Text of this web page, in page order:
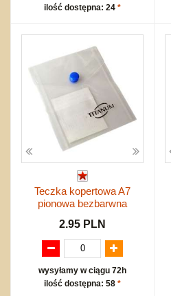
ilość dostępna: 24 *
Teczka kopertowa A7
pionowa bezbarwna
2.95 PLN
wysyłamy w ciągu 72h
ilość dostępna: 58 *